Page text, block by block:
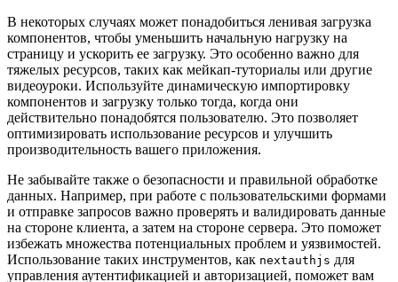
В некоторых случаях может понадобиться ленивая загрузка
компонентов, чтобы уменьшить начальную нагрузку на
страницу и ускорить ее загрузку. Это особенно важно для
тяжелых ресурсов, таких как мейкап-туториалы или другие
видеоуроки. Используйте динамическую импортировку
компонентов и загрузку только тогда, когда они
действительно понадобятся пользователю. Это позволяет
оптимизировать использование ресурсов и улучшить
производительность вашего приложения.
Не забывайте также о безопасности и правильной обработке
данных. Например, при работе с пользовательскими формами
и отправке запросов важно проверять и валидировать данные
на стороне клиента, а затем на стороне сервера. Это поможет
избежать множества потенциальных проблем и уязвимостей.
Использование таких инструментов, как nextauthjs для
управления аутентификацией и авторизацией, поможет вам